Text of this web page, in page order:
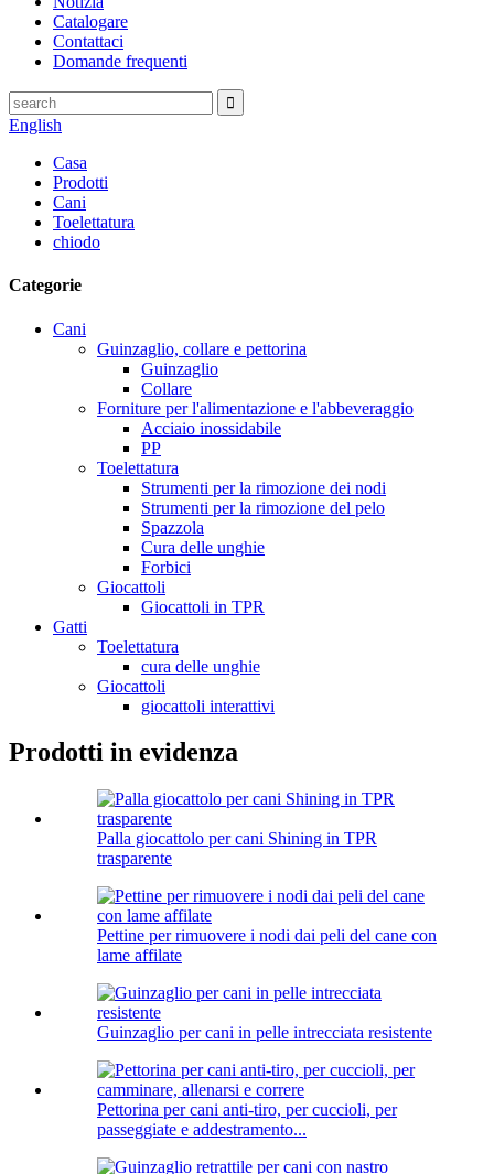
Catalogare
Contattaci
Domande frequenti
English
Casa
Prodotti
Cani
Toelettatura
chiodo
Categorie
Cani
Guinzaglio, collare e pettorina
Guinzaglio
Collare
Forniture per l'alimentazione e l'abbeveraggio
Acciaio inossidabile
PP
Toelettatura
Strumenti per la rimozione dei nodi
Strumenti per la rimozione del pelo
Spazzola
Cura delle unghie
Forbici
Giocattoli
Giocattoli in TPR
Gatti
Toelettatura
cura delle unghie
Giocattoli
giocattoli interattivi
Prodotti in evidenza
Palla giocattolo per cani Shining in TPR
trasparente
Pettine per rimuovere i nodi dai peli del cane con
lame affilate
Guinzaglio per cani in pelle intrecciata resistente
Pettorina per cani anti-tiro, per cuccioli, per
passeggiate e addestramento...